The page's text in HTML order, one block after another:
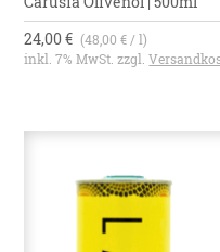
24,00 € (48,00 € / l)
inkl. 7% MwSt. zzgl.